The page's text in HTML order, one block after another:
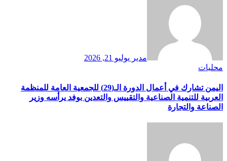
مدير يوليو 21, 2026
محليات
اليمن تشارك في أعمال الدورة الـ(29) للجمعية العامة للمنظمة
العربية للتنمية الصناعية والتقييس والتعدين بوفد يرأسه وزير
الصناعة والتجارة